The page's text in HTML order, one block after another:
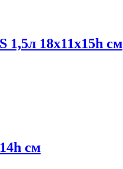
1,5л 18x11x15h см
см